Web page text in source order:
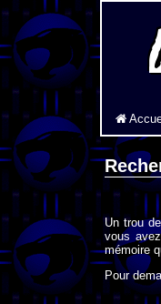
Un trou
vous
mémoire
Pour